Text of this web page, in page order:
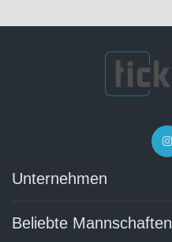
Unternehmen
Beliebte Mannschaften